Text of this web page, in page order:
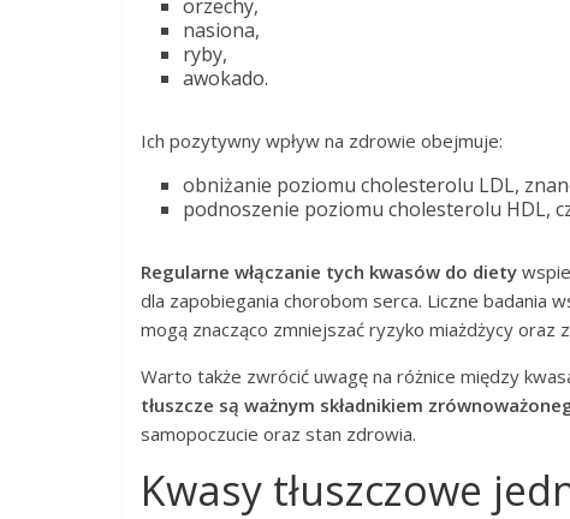
orzechy,
nasiona,
ryby,
awokado.
Ich pozytywny wpływ na zdrowie obejmuje:
obniżanie poziomu cholesterolu LDL,
podnoszenie poziomu cholesterolu HDL,
Regularne włączanie tych kwasów do diety
dla zapobiegania chorobom serca. Liczne badania
mogą znacząco zmniejszać ryzyko miażdżycy oraz
Warto także zwrócić uwagę na różnice między
tłuszcze są ważnym składnikiem
samopoczucie oraz stan zdrowia.
Kwasy tłuszczowe